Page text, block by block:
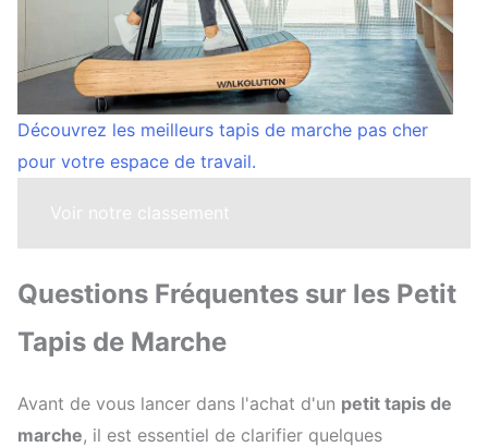
Découvrez les meilleurs tapis de marche pas cher
pour votre espace de travail.
Voir notre classement
Questions Fréquentes sur les Petit
Tapis de Marche
Avant de vous lancer dans l'achat d'un petit tapis de
marche, il est essentiel de clarifier quelques